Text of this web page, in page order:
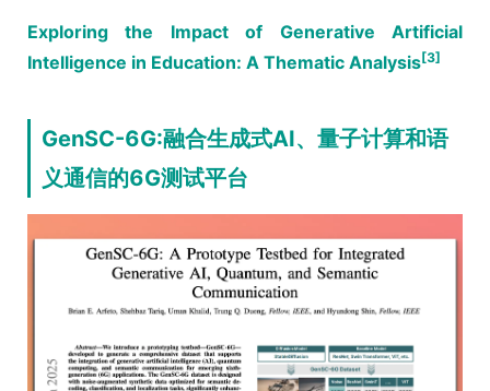
Exploring the Impact of Generative Artificial
Intelligence in Education: A Thematic Analysis[3]
GenSC-6G:融合生成式AI、量子计算和语
义通信的6G测试平台